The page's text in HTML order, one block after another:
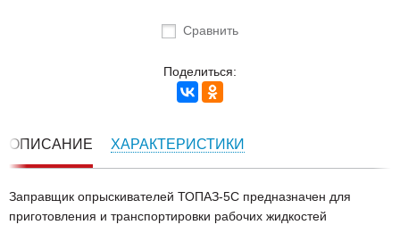
Сравнить
Поделиться:
ОПИСАНИЕ ХАРАКТЕРИСТИКИ
Заправщик опрыскивателей ТОПАЗ-5С предназначен для
приготовления и транспортировки рабочих жидкостей